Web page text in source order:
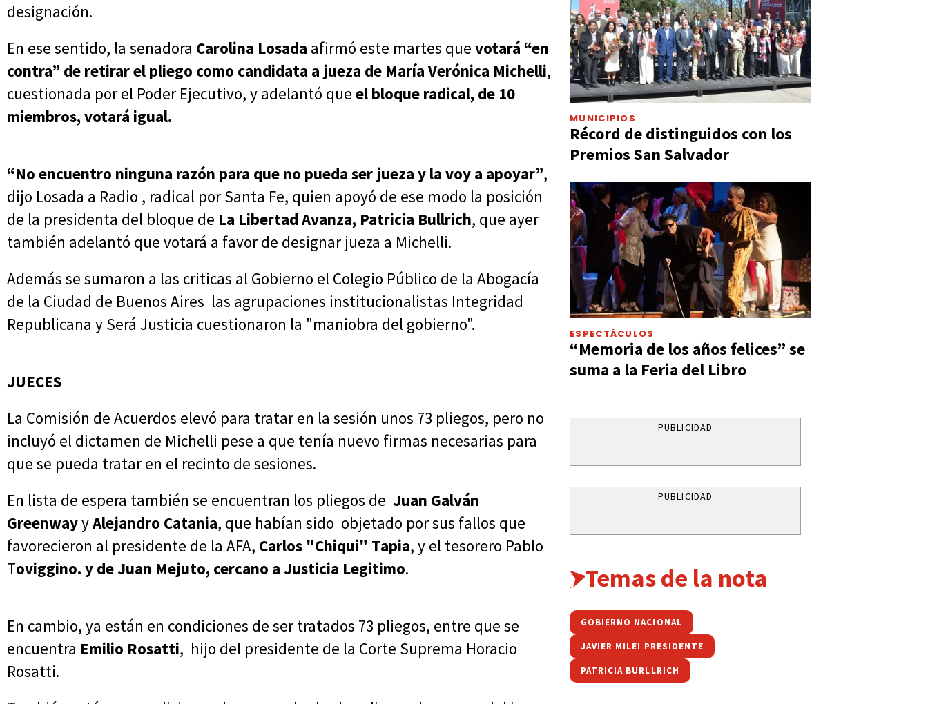
designación.
En ese sentido, la senadora Carolina Losada afirmó este martes que votará “en
contra” de retirar el pliego como candidata a jueza de María Verónica Michelli,
cuestionada por el Poder Ejecutivo, y adelantó que el bloque radical, de 10
miembros, votará igual.
“No encuentro ninguna razón para que no pueda ser jueza y la voy a apoyar”,
dijo Losada a Radio , radical por Santa Fe, quien apoyó de ese modo la posición
de la presidenta del bloque de La Libertad Avanza, Patricia Bullrich, que ayer
también adelantó que votará a favor de designar jueza a Michelli.
Además se sumaron a las criticas al Gobierno el Colegio Público de la Abogacía
de la Ciudad de Buenos Aires las agrupaciones institucionalistas Integridad
Republicana y Será Justicia cuestionaron la "maniobra del gobierno".
JUECES
La Comisión de Acuerdos elevó para tratar en la sesión unos 73 pliegos, pero no
incluyó el dictamen de Michelli pese a que tenía nuevo firmas necesarias para
que se pueda tratar en el recinto de sesiones.
En lista de espera también se encuentran los pliegos de Juan Galván
GreenwayyAlejandro Catania, que habían sido objetado por sus fallos que
favorecieron al presidente de la AFA, Carlos "Chiqui" Tapia, y el tesorero Pablo
Toviggino. y de Juan Mejuto, cercano a Justicia Legitimo.
En cambio, ya están en condiciones de ser tratados 73 pliegos, entre que se
encuentra Emilio Rosatti, hijo del presidente de la Corte Suprema Horacio
Rosatti.
MUNICIPIOS
Récord de distinguidos con los
Premios San Salvador
ESPECTÁCULOS
“Memoria de los años felices” se
suma a la Feria del Libro
PUBLICIDAD
PUBLICIDAD
Temas de la nota
GOBIERNO NACIONAL
JAVIER MILEI PRESIDENTE
PATRICIA BURLLRICH